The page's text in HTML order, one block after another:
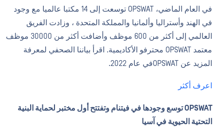
في العام الماضي، OPSWAT توسعت إلى 14 مكتبا عالميا مع وجود
في الهند وأستراليا وألمانيا والمملكة المتحدة ، وزادت الفريق
العالمي إلى أكثر من 600 موظف وأضافت أكثر من 30000 موظف
معتمد OPSWAT محترفو الأكاديمية. اقرأ بياننا الصحفي لمعرفة
المزيد عن OPSWATفي عام 2022.
اعرف أكثر
OPSWAT توسع وجودها في فيتنام وتفتتح أول مختبر لحماية البنية
التحتية الحيوية في آسيا